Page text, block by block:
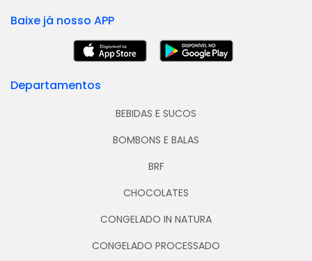
Baixe já nosso APP
Departamentos
BEBIDAS E SUCOS
BOMBONS E BALAS
BRF
CHOCOLATES
CONGELADO IN NATURA
CONGELADO PROCESSADO